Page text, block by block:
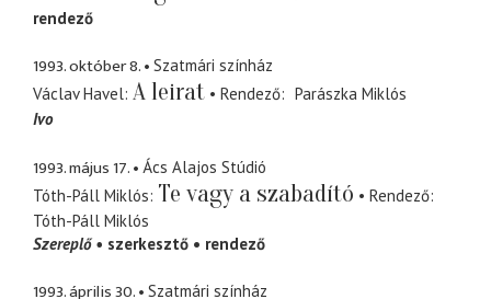
rendező
1993. október 8.
Szatmári színház
Václav Havel A leirat Rendező
Parászka Miklós
Ivo
1993. május 17.
Ács Alajos Stúdió
Tóth-Páll Miklós Te vagy a szabadító
Rendező
Tóth-Páll Miklós
Szereplő
szerkesztő rendező
1993. április 30. Szatmári színház